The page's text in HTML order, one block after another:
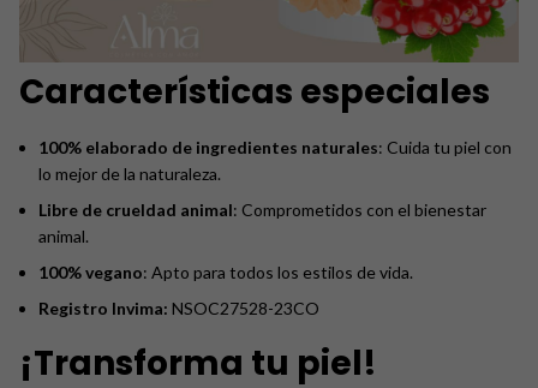
Características especiales
100% elaborado de ingredientes naturales: Cuida tu piel con
lo mejor de la naturaleza.
Libre de crueldad animal: Comprometidos con el bienestar
animal.
100% vegano: Apto para todos los estilos de vida.
Registro Invima: NSOC27528-23CO
¡Transforma tu piel!